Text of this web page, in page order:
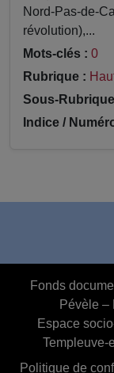
Nord-Pas-de-
révolution),...
Mots-clés : 0
Rubrique :
Sous-
Indice /
Fonds
Pévèle
Espace
Templeuve-
Politique de